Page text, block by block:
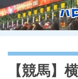
【競馬】